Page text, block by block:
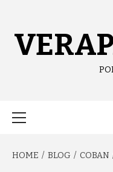
HOME BLOG COBAN